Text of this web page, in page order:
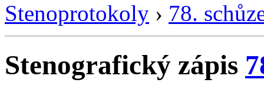
Stenoprotokoly › 78.
Stenografický zápis